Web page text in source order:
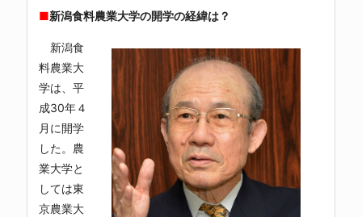
■新潟食料農業大学の開学の経緯は？
新潟食
料農業大
学は、平
成30年４
月に開学
した。 農
業大学と
しては東
京農業大